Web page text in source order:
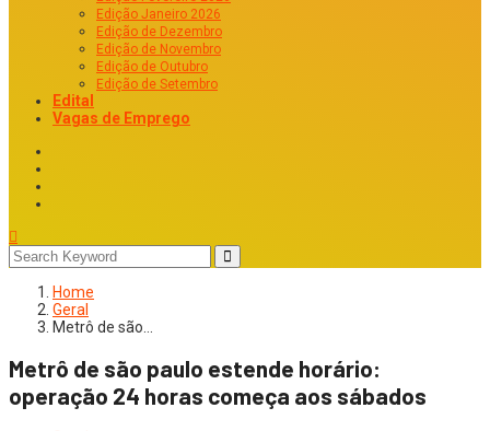
Edição Janeiro 2026
Edição de Dezembro
Edição de Novembro
Edição de Outubro
Edição de Setembro
Edital
Vagas de Emprego
Home
Geral
Metrô de são…
Metrô de são paulo estende horário:
operação 24 horas começa aos sábados